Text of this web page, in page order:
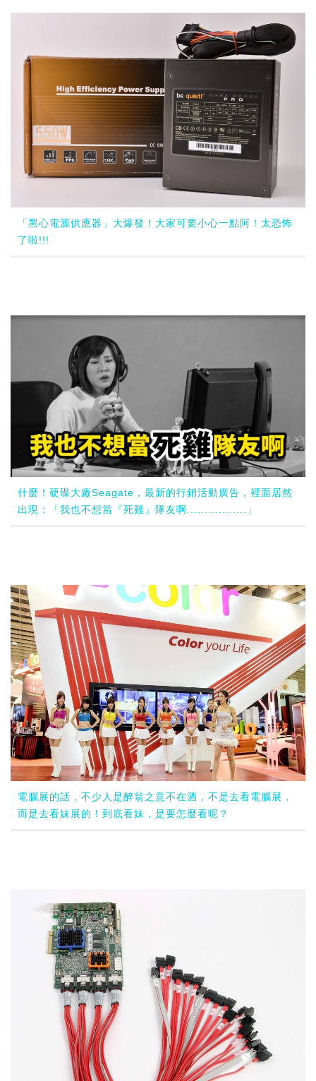
「黑心電源供應器」大爆發！大家可要小心一點阿！太恐怖
了啦!!!
什麼！硬碟大廠Seagate，最新的行銷活動廣告，裡面居然
出現：「我也不想當『死雞』隊友啊.................」
電腦展的話，不少人是醉翁之意不在酒，不是去看電腦展，
而是去看妹展的！到底看妹，是要怎麼看呢？